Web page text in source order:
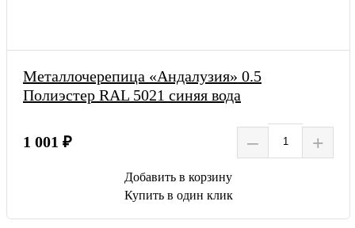
Металлочерепица «Андалузия» 0.5
Полиэстер RAL 5021 синяя вода
1 001 ₽ – +
Добавить в корзину
Купить в один клик